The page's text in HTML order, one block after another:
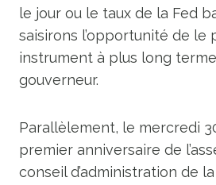
le jour ou le taux de la Fed
saisirons l’opportunité de le
instrument à plus long
gouverneur.
Parallèlement, le mercredi
premier anniversaire de
conseil d’administration de